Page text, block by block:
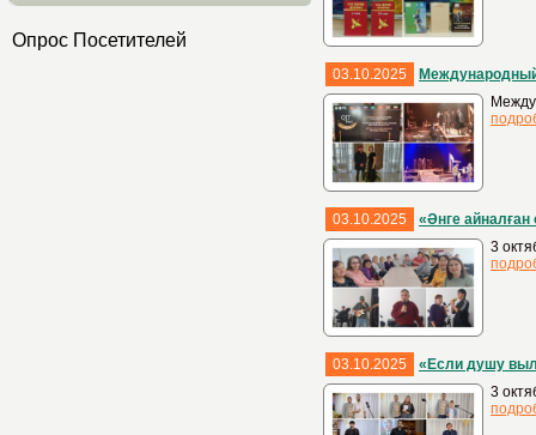
Опрос Посетителей
03.10.2025
03.10.2025
«Әнге айналған
3
03.10.2025
«Если душу
3